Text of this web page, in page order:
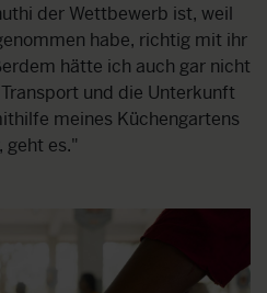
der Wettbewerb ist, weil
habe, richtig mit ihr
hätte ich auch gar nicht
und die Unterkunft
meines Küchengartens
geht es."